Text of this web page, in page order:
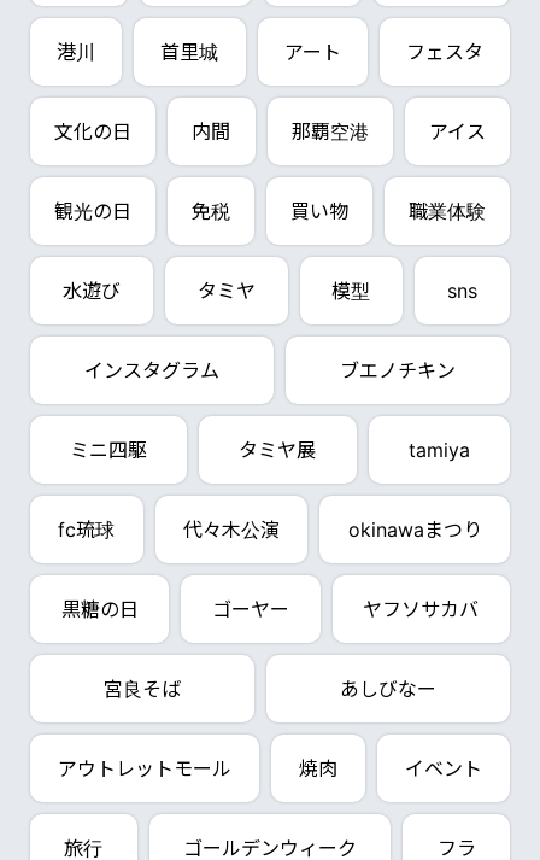
港川 首里城 アート フェスタ
文化の日 内間 那覇空港 アイス
観光の日 免税 買い物 職業体験
水遊び タミヤ 模型 sns
インスタグラム ブエノチキン
ミニ四駆 タミヤ展 tamiya
fc琉球 代々木公演 okinawaまつり
黒糖の日 ゴーヤー ヤフソサカバ
宮良そば あしびなー
アウトレットモール 焼肉 イベント
旅行 ゴールデンウィーク フラ